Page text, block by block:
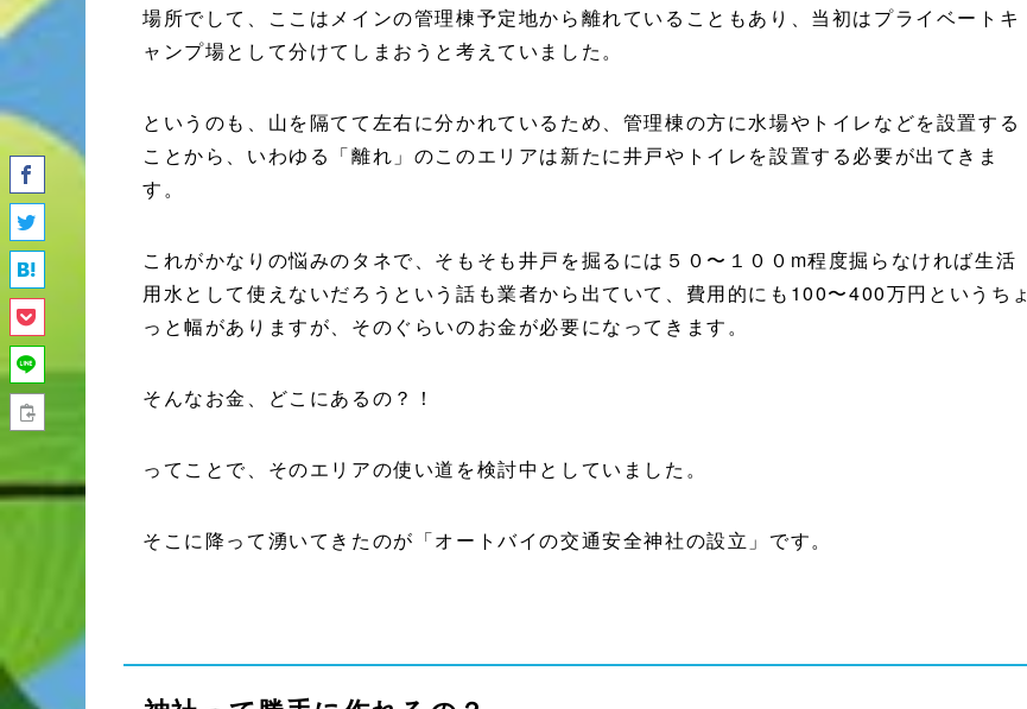
場所でして、ここはメインの管理棟予定地から離れていることもあり、当初はプライベートキ
ャンプ場として分けてしまおうと考えていました。
というのも、山を隔てて左右に分かれているため、管理棟の方に水場やトイレなどを設置する
ことから、いわゆる「離れ」のこのエリアは新たに井戸やトイレを設置する必要が出てきま
す。
これがかなりの悩みのタネで、そもそも井戸を掘るには５０〜１００m程度掘らなければ生活
用水として使えないだろうという話も業者から出ていて、費用的にも100〜400万円というちょ
っと幅がありますが、そのぐらいのお金が必要になってきます。
そんなお金、どこにあるの？！
ってことで、そのエリアの使い道を検討中としていました。
そこに降って湧いてきたのが「オートバイの交通安全神社の設立」です。